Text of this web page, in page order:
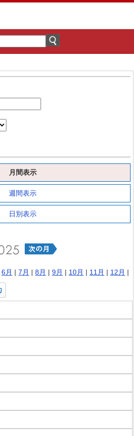
月間表示
週間表示
日別表示
6月 | 7月 | 8月 | 9月 | 10月 | 11月 | 12月 |